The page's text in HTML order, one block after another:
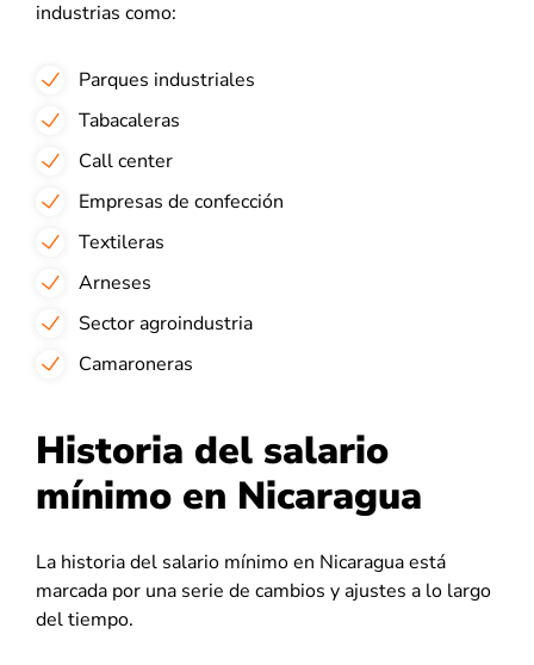
industrias como:
Parques industriales
Tabacaleras
Call center
Empresas de confección
Textileras
Arneses
Sector agroindustria
Camaroneras
Historia del salario
mínimo en Nicaragua
La historia del salario mínimo en Nicaragua está
marcada por una serie de cambios y ajustes a lo largo
del tiempo.